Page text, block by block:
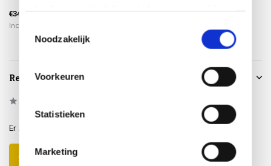
Noodzakelijk
Voorkeuren
Statistieken
Marketing
€34,95
Incl. btw
Reviews
Er zijn nog geen reviews geschreven over dit product..
Schrijf je eigen review